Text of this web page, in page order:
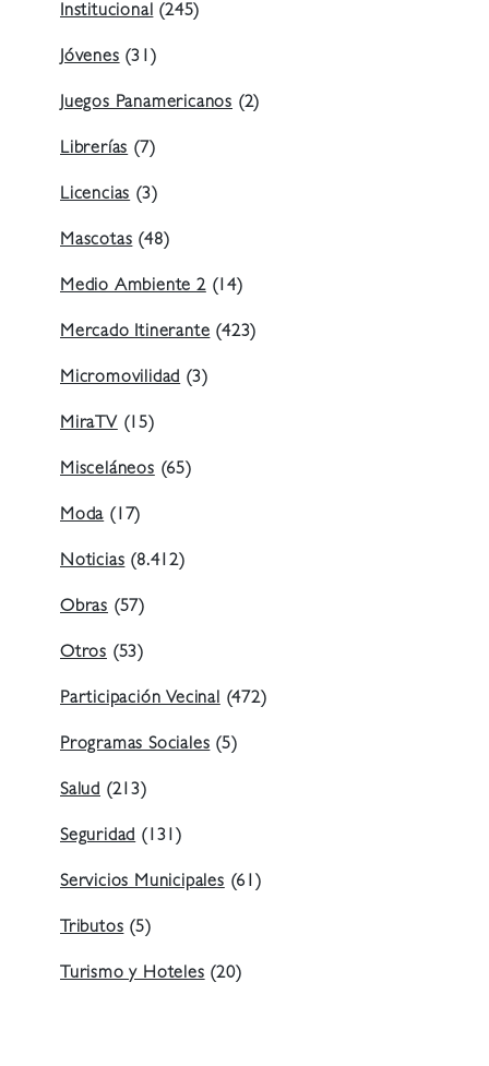
Institucional(245)
Jóvenes(31)
Juegos Panamericanos (2)
Librerías(7)
Licencias(3)
Mascotas(48)
Medio Ambiente 2(14)
Mercado Itinerante(423)
Micromovilidad(3)
MiraTV(15)
Misceláneos(65)
Moda(17)
Noticias(8.412)
Obras (57)
Otros (53)
Participación Vecinal(472)
Programas Sociales(5)
Salud (213)
Seguridad(131)
Servicios Municipales(61)
Tributos(5)
Turismo y Hoteles(20)